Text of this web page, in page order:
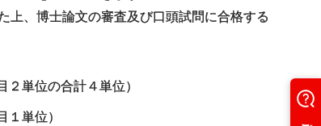
上、博士論文の審査及び口頭試問に合格する
単位の合計４単位）
単位）